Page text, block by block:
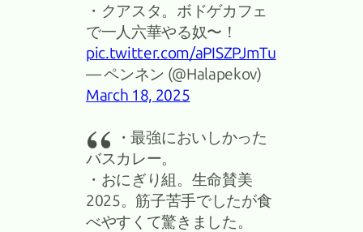
・クアスタ。ボドゲカフェ
で一人六華やる奴〜！
pic.twitter.com/aPISZPJmTu
— ペンネン (@Halapekov)
March 18, 2025
・最強においしかった
バスカレー。
・おにぎり組。生命賛美
2025。筋子苦手でしたが食
べやすくて驚きました。